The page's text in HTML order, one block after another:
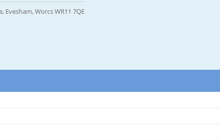
Worcs WR11 7QE